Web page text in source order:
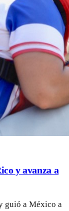
y avanza a
guió a México a